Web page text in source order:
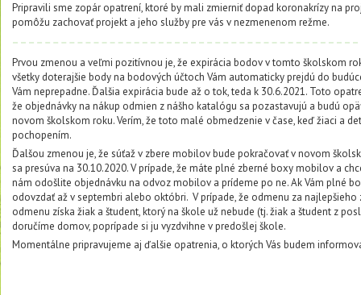
Pripravili sme zopár opatrení, ktoré by mali zmierniť dopad koronakrízy na
pomôžu zachovať projekt a jeho služby pre vás v nezmenenom režme.
Prvou zmenou a veľmi pozitívnou je, že expirácia bodov v tomto školskom
všetky doterajšie body na bodových účtoch Vám automaticky prejdú do
Vám neprepadne. Ďalšia expirácia bude až o tok, teda k 30.6.2021. Toto
že objednávky na nákup odmien z nášho katalógu sa pozastavujú a budú
novom školskom roku. Verím, že toto malé obmedzenie v čase, keď žiaci a
pochopením.
Ďalšou zmenou je, že súťaž v zbere mobilov bude pokračovať v novom
sa presúva na 30.10.2020. V prípade, že máte plné zberné boxy mobilov a
nám odošlite objednávku na odvoz mobilov a prídeme po ne. Ak Vám plné
odovzdať až v septembri alebo októbri. V prípade, že odmenu za
odmenu získa žiak a študent, ktorý na škole už nebude (tj. žiak a študent z
doručíme domov, poprípade si ju vyzdvihne v predošlej škole.
Momentálne pripravujeme aj ďalšie opatrenia, o ktorých Vás budem